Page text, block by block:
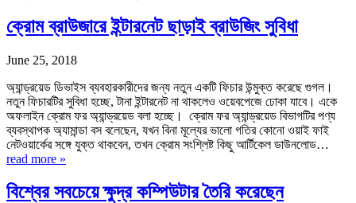
ক্রোম ব্রাউজারে ইন্টারনেট ছাড়াই ব্রাউজিং সুবিধা
June 25, 2018
অ্যান্ড্রয়েড ডিভাইস ব্যবহারকারীদের জন্য নতুন একটি ফিচার উন্মুক্ত করেছে গুগল।
নতুন ফিচারটির সুবিধা হচ্ছে, টানা ইন্টারনেট না থাকলেও ওয়েবপেজে ঢোকা যাবে। একে
অফলাইন ক্রোম ফর অ্যান্ড্রয়েড বলা হচ্ছে। ক্রোম ফর অ্যান্ড্রয়েড বিভাগটির পণ্য
ব্যবস্থাপক অ্যামান্ডা বস বলেছেন, যখন বিনা মূল্যের ভালো গতির কোনো ওয়াই ফাই
নেটওয়ার্কের সঙ্গে যুক্ত থাকবেন, তখন ক্রোম সংশ্লিষ্ট কিছু আর্টিকেল ডাউনলোড…
read more »
বিশ্বের সবচেয়ে ক্ষুদ্র কম্পিউটার তৈরি করেছেন